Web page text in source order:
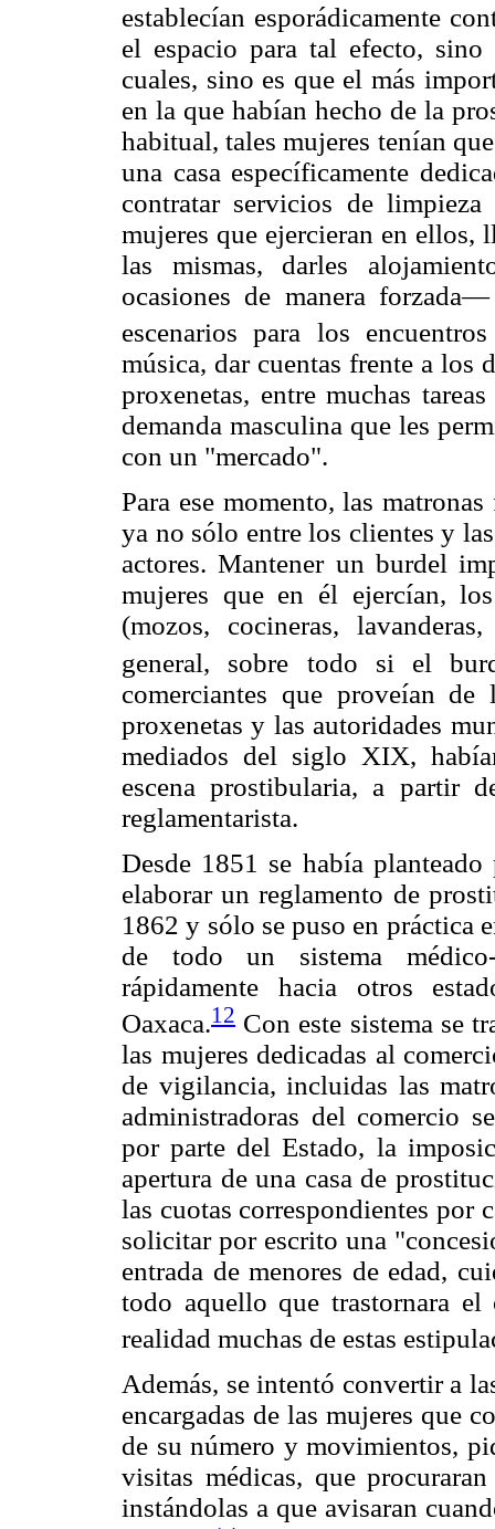
establecían esporádicamente
el espacio para tal efecto,
cuales, sino es que el más
en la que habían hecho de la
habitual, tales mujeres tenían
una casa específicamente
contratar servicios de
mujeres que ejercieran en ellos,
las mismas, darles
ocasiones de manera
escenarios para los encuentros
música, dar cuentas frente a los
proxenetas, entre muchas
demanda masculina que les
con un "mercado".
Para ese momento, las
ya no sólo entre los clientes y
actores. Mantener un burdel
mujeres que en él ejercían,
(mozos, cocineras,
general, sobre todo si el
comerciantes que proveían
proxenetas y las autoridades
mediados del siglo XIX,
escena prostibularia, a partir
reglamentarista.
Desde 1851 se había
elaborar un reglamento de
1862 y sólo se puso en práctica
de todo un sistema
rápidamente hacia otros
Oaxaca.12 Con este sistema se
las mujeres dedicadas al
de vigilancia, incluidas las
administradoras del comercio
por parte del Estado, la
apertura de una casa de
las cuotas correspondientes por
solicitar por escrito una
entrada de menores de edad,
todo aquello que trastornara
realidad muchas de estas
Además, se intentó convertir a
encargadas de las mujeres que
de su número y movimientos,
visitas médicas, que
instándolas a que avisaran